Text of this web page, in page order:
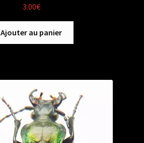
3.00€
Ajouter au panier